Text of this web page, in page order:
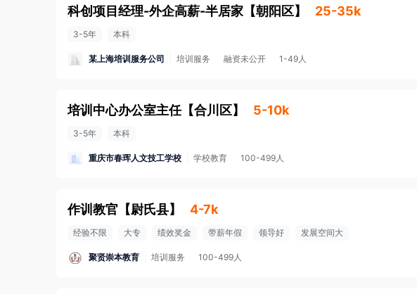
科创项目经理-外企高薪-半居家 【朝阳区】 25-35k
3-5年 本科
某上海培训服务公司 培训服务 融资未公开 1-49人
培训中心办公室主任 【合川区】 5-10k
3-5年 本科
重庆市春珲人文技工学校 学校教育 100-499人
作训教官 【尉氏县】 4-7k
经验不限 大专 绩效奖金 带薪年假 领导好 发展空间大
聚贤崇本教育 培训服务 100-499人